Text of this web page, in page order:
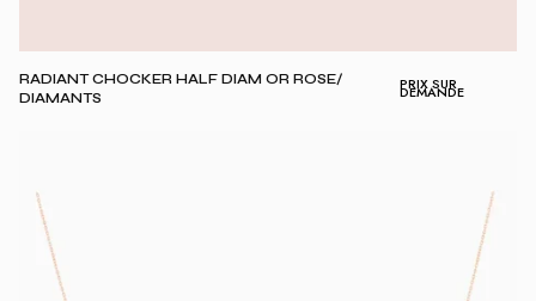
RADIANT CHOCKER HALF DIAM OR ROSE/
DIAMANTS
PRIX SUR
DEMANDE